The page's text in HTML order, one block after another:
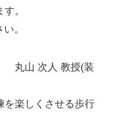
。
。
山 次人 教授(装
を楽しくさせる歩行